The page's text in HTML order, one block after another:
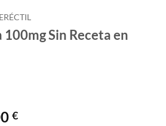
Sin Receta en
€Rango